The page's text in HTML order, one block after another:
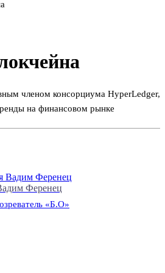
членом консорциума HyperLedger,
на финансовом рынке
Ференец
«Б.О»